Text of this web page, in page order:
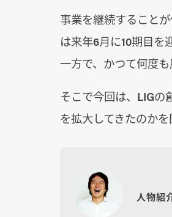
事業を継続すること
は来年6月に10期目を
一方で、かつて何度
そこで今回は、LIGの
を拡大してきたのかを
人物紹